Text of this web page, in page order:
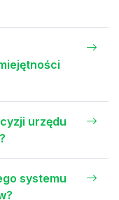
urzędu
systemu